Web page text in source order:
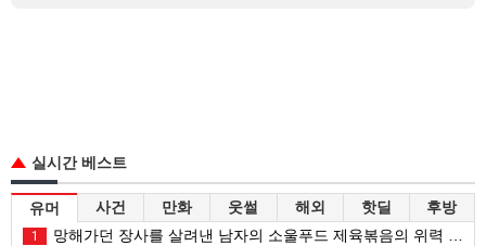
실시간 베스트
유머 사건 만화 웃썰 해외 핫딜 후방
1 망해가던 장사를 살려낸 남자의 소울푸드 제육볶음의 위력 ㅋㅋ